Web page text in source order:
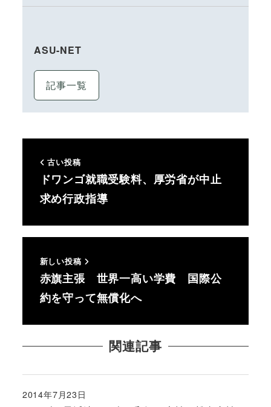
ASU-NET
記事一覧
古い投稿
ドワンゴ就職受験料、厚労省が中止
求め行政指導
新しい投稿
赤旗主張 世界一高い学費 国際公
約を守って無償化へ
関連記事
投稿日
2014年7月23日